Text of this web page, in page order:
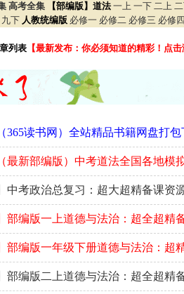
高考全集 【部编版】道法 一上 一下 二上
九下 人教统编版 必修一 必修二 必修三 必修四
列表 【最新发布：你必须知道的精彩！点击
365读书网）全站精品书籍网盘打
最新部编版）中考道法全国各地模
中考政治总复习：超大超精备课
部编版一上道德与法治：超全超
部编版一年级下册道德与法治：
部编版二上道德与法治：超全超